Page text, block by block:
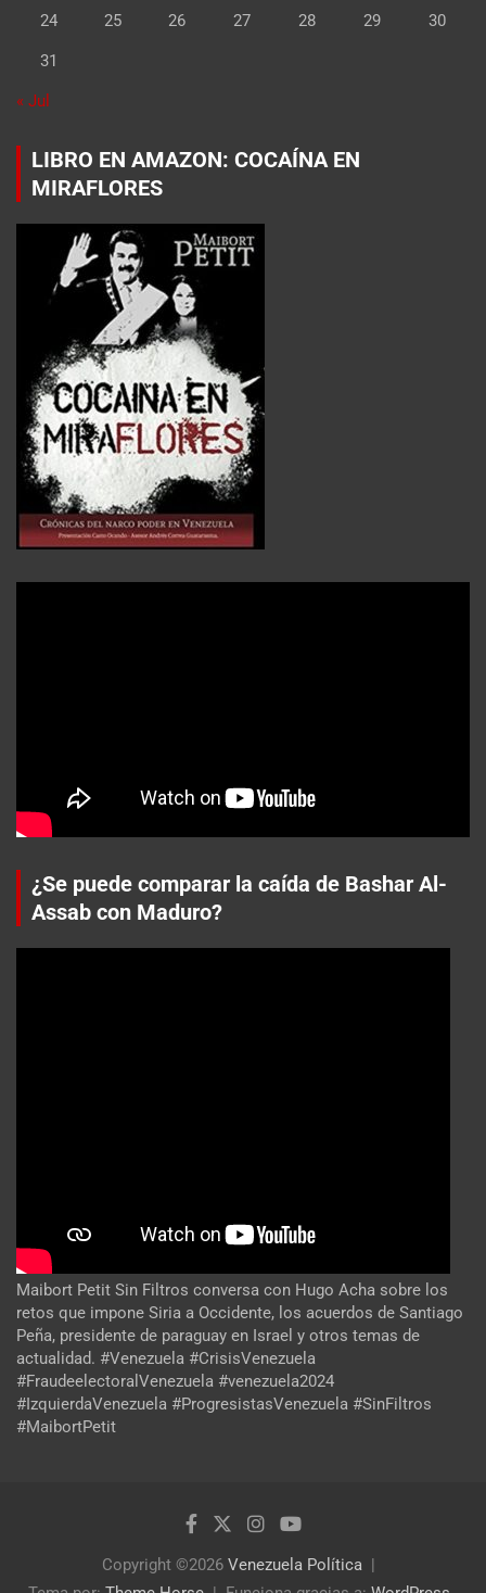
24 25 26 27 28 29 30
31
« Jul
LIBRO EN AMAZON: COCAÍNA EN
MIRAFLORES
¿Se puede comparar la caída de Bashar Al-
Assab con Maduro?
Maibort Petit Sin Filtros conversa con Hugo Acha sobre los
retos que impone Siria a Occidente, los acuerdos de Santiago
Peña, presidente de paraguay en Israel y otros temas de
actualidad. #Venezuela #CrisisVenezuela
#FraudeelectoralVenezuela #venezuela2024
#IzquierdaVenezuela #ProgresistasVenezuela #SinFiltros
#MaibortPetit
Copyright ©2026 Venezuela Política